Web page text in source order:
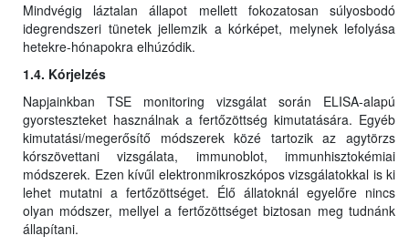
Mindvégig láztalan állapot mellett fokozatosan súlyosbodó
idegrendszeri tünetek jellemzik a kórképet, melynek lefolyása
hetekre-hónapokra elhúzódik.
1.4. Kórjelzés
Napjainkban TSE monitoring vizsgálat során ELISA-alapú
gyorsteszteket használnak a fertőzöttség kimutatására. Egyéb
kimutatási/megerősítő módszerek közé tartozik az agytörzs
kórszövettani vizsgálata, immunoblot, immunhisztokémiai
módszerek. Ezen kívűl elektronmikroszkópos vizsgálatokkal is ki
lehet mutatni a fertőzöttséget. Élő állatoknál egyelőre nincs
olyan módszer, mellyel a fertőzöttséget biztosan meg tudnánk
állapítani.